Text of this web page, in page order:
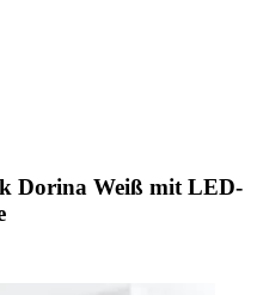
Dorina Weiß mit LED-